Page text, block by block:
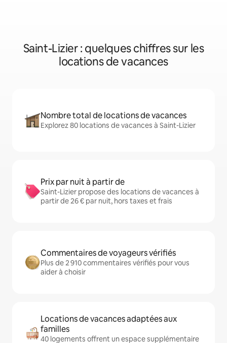
Saint-Lizier : quelques chiffres sur les
locations de vacances
Nombre total de locations de vacances
Explorez 80 locations de vacances à Saint-Lizier
Prix par nuit à partir de
Saint-Lizier propose des locations de vacances à
partir de 26 € par nuit, hors taxes et frais
Commentaires de voyageurs vérifiés
Plus de 2 910 commentaires vérifiés pour vous
aider à choisir
Locations de vacances adaptées aux
familles
40 logements offrent un espace supplémentaire